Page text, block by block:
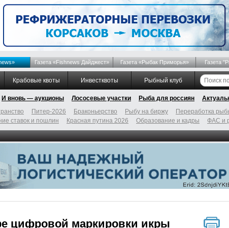
Газета «Fishnews Дайджест» Газета «Рыбак Приморья» Газета
Крабовые квоты Инвестквоты Рыбный клуб
И вновь — аукционы Лососевые участки Рыба для россиян
Питер-2026 Браконьерство Рыбу на биржу Переработка
ставок и пошлин Красная путина 2026 Образование и кадры ФАС и
цифровой маркировки икры